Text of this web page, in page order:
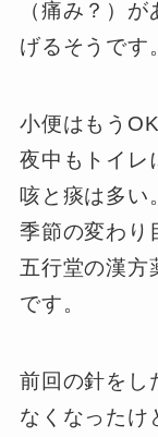
（痛み？）
げるそうです
小便はもうOK
夜中もトイレ
咳と痰は多い
季節の変わり
五行堂の漢方
です。
前回の針をし
なくなったけ